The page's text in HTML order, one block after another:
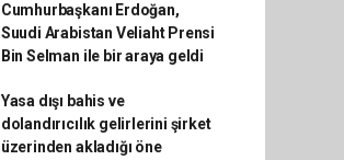
Cumhurbaşkanı Erdoğan,
Suudi Arabistan Veliaht Prensi
Bin Selman ile bir araya geldi
Yasa dışı bahis ve
dolandırıcılık gelirlerini şirket
üzerinden akladığı öne